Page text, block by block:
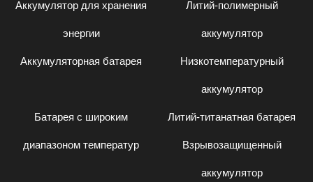
Аккумулятор для хранения
энергии
Литий-полимерный
аккумулятор
Аккумуляторная батарея Низкотемпературный
аккумулятор
Батарея с широким
диапазоном температур
Литий-титанатная батарея
Взрывозащищенный
аккумулятор